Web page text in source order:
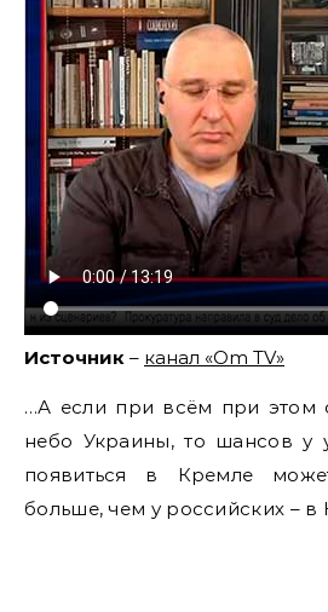
Источник – канал «Om TV»
…А если при всём при этом
небо Украины, то шансов у
появиться в Кремле
больше, чем у российских – в